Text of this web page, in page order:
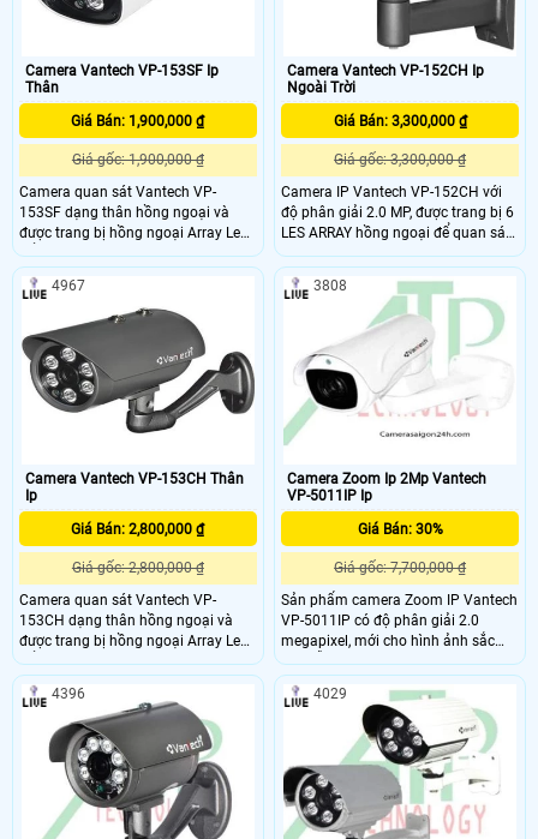
Camera Vantech VP-153SF Ip
Thân
Giá Bán: 1,900,000 ₫
Giá gốc: 1,900,000 ₫
Camera quan sát Vantech VP-
153SF dạng thân hồng ngoại và
được trang bị hồng ngoại Array Led
để quan sát ban đêm rất tốt.
Camera có kiểu dáng đẹp mắt, mẫu
mã sang trọng, sản phẩm có độ ổn
định cao, phù hợp lắp đặt camera
cho văn phòng, khách sạn, Spa, các
khu chung cư, siêu thị, nhà sách,
bệnh viện, ….
Camera Vantech VP-152CH Ip
Ngoài Trời
Giá Bán: 3,300,000 ₫
Giá gốc: 3,300,000 ₫
Camera IP Vantech VP-152CH với
độ phân giải 2.0 MP, được trang bị 6
LES ARRAY hồng ngoại để quan sát
ban đêm rất tốt lên đến 50m, cho
khả năng hiển thị hình ảnh độ nét
cực cao. Chuẩn Onvif dễ dàng lắp
đặt và sử dụng, phần mềm thân
True Day / Night (ICR), AWB, AGC,
BLC
Camera Vantech VP-153CH Thân
Ip
Giá Bán: 2,800,000 ₫
Giá gốc: 2,800,000 ₫
Camera quan sát Vantech VP-
153CH dạng thân hồng ngoại và
được trang bị hồng ngoại Array Led
để quan sát ban đêm rất tốt.
Camera có kiểu dáng đẹp mắt, mẫu
mã sang trọng, sản phẩm có độ ổn
định cao, phù hợp lắp đặt camera
cho văn phòng, khách sạn, Spa, các
khu chung cư, siêu thị, nhà sách,
bệnh viện, ….
4967
Camera Zoom Ip 2Mp Vantech
VP-5011IP Ip
Giá Bán: 30%
Giá gốc: 7,700,000 ₫
Sản phẩm camera Zoom IP Vantech
VP-5011IP có độ phân giải 2.0
megapixel, mới cho hình ảnh sắc
nét, hỗ trợ chức năng Zoom 10X,
quan sát xa đến 80m
3808
4396 4029